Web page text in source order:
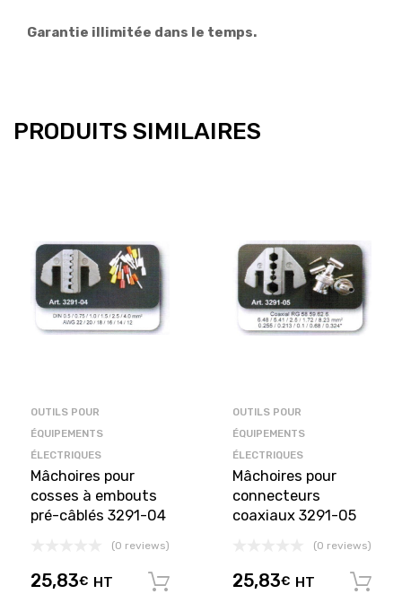
Garantie illimitée dans le temps.
PRODUITS SIMILAIRES
OUTILS POUR
ÉQUIPEMENTS
ÉLECTRIQUES
Mâchoires pour
cosses à embouts
pré-câblés 3291-04
(0 reviews)
25,83€ HT Ajouter au panier
OUTILS POUR
ÉQUIPEMENTS
ÉLECTRIQUES
Mâchoires pour
connecteurs
coaxiaux 3291-05
(0 reviews)
25,83€ HT